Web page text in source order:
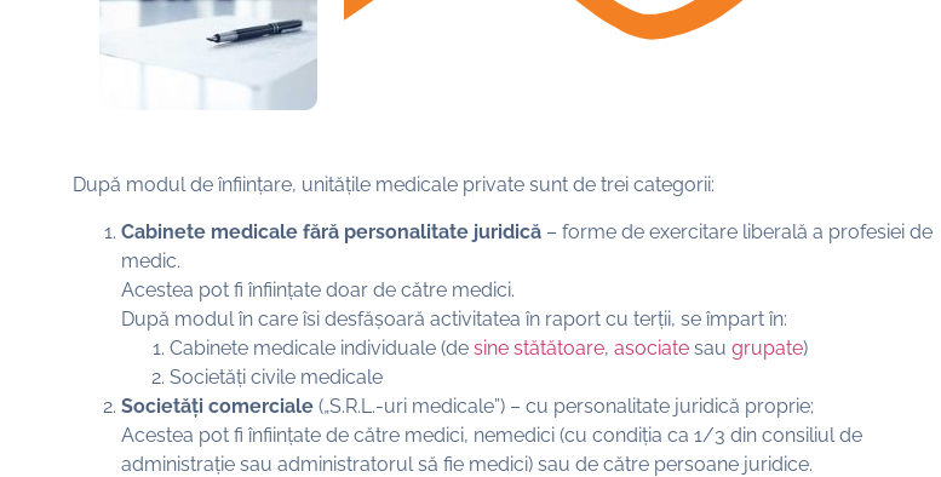
După modul de înființare, unitățile medicale private sunt de trei categorii:
Cabinete medicale fără personalitate juridică – forme de exercitare liberală a profesiei de
medic.
Acestea pot fi înființate doar de către medici.
După modul în care îsi desfășoară activitatea în raport cu terții, se împart în:
Cabinete medicale individuale (de sine stătătoare, asociate sau grupate)
Societăți civile medicale
Societăți comerciale („S.R.L.-uri medicale”) – cu personalitate juridică proprie;
Acestea pot fi înființate de către medici, nemedici (cu condiția ca 1/3 din consiliul de
administrație sau administratorul să fie medici) sau de către persoane juridice.